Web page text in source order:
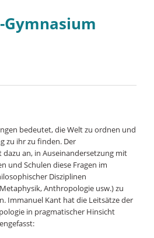
bedeutet, die Welt zu ordnen und
zu ihr zu finden. Der
an, in Auseinandersetzung mit
und Schulen diese Fragen im
Disziplinen
Anthropologie usw.) zu
Immanuel Kant hat die Leitsätze der
in pragmatischer Hinsicht